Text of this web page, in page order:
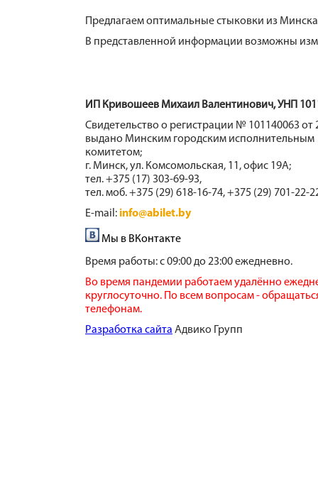
Предлагаем оптимальные стыковки из
В представленной информации возможны
ИП Кривошеев Михаил Валентинович, УНП
Свидетельство о регистрации № 101140063 от
выдано Минским городским исполнительным
комитетом;
г. Минск, ул. Комсомольская, 11, офис 19А;
тел. +375 (17) 303-69-93,
тел. моб. +375 (29) 618-16-74, +375 (29) 701-22-
E-mail: info@abilet.by
Мы в ВКонтакте
Время работы:с 09:00 до 23:00 ежедневно.
Во время пандемии работаем удалённо
круглосуточно. По всем вопросам -
телефонам.
​Разработка сайта ​ Адвико Групп